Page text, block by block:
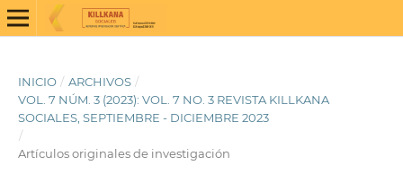
INICIO / ARCHIVOS /
VOL. 7 NÚM. 3 (2023): VOL. 7 NO. 3 REVISTA KILLKANA
SOCIALES, SEPTIEMBRE - DICIEMBRE 2023
/
Artículos originales de investigación